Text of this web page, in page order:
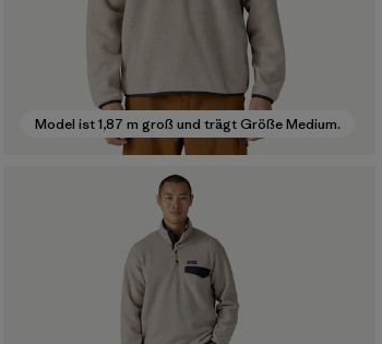
Model ist 1,87 m groß und trägt Größe Medium.